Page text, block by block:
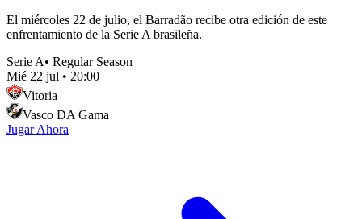
El miércoles 22 de julio, el Barradão recibe otra edición de este
enfrentamiento de la Serie A brasileña.
Serie A• Regular Season
Mié 22 jul • 20:00
Vitoria
Vasco DA Gama
Jugar Ahora